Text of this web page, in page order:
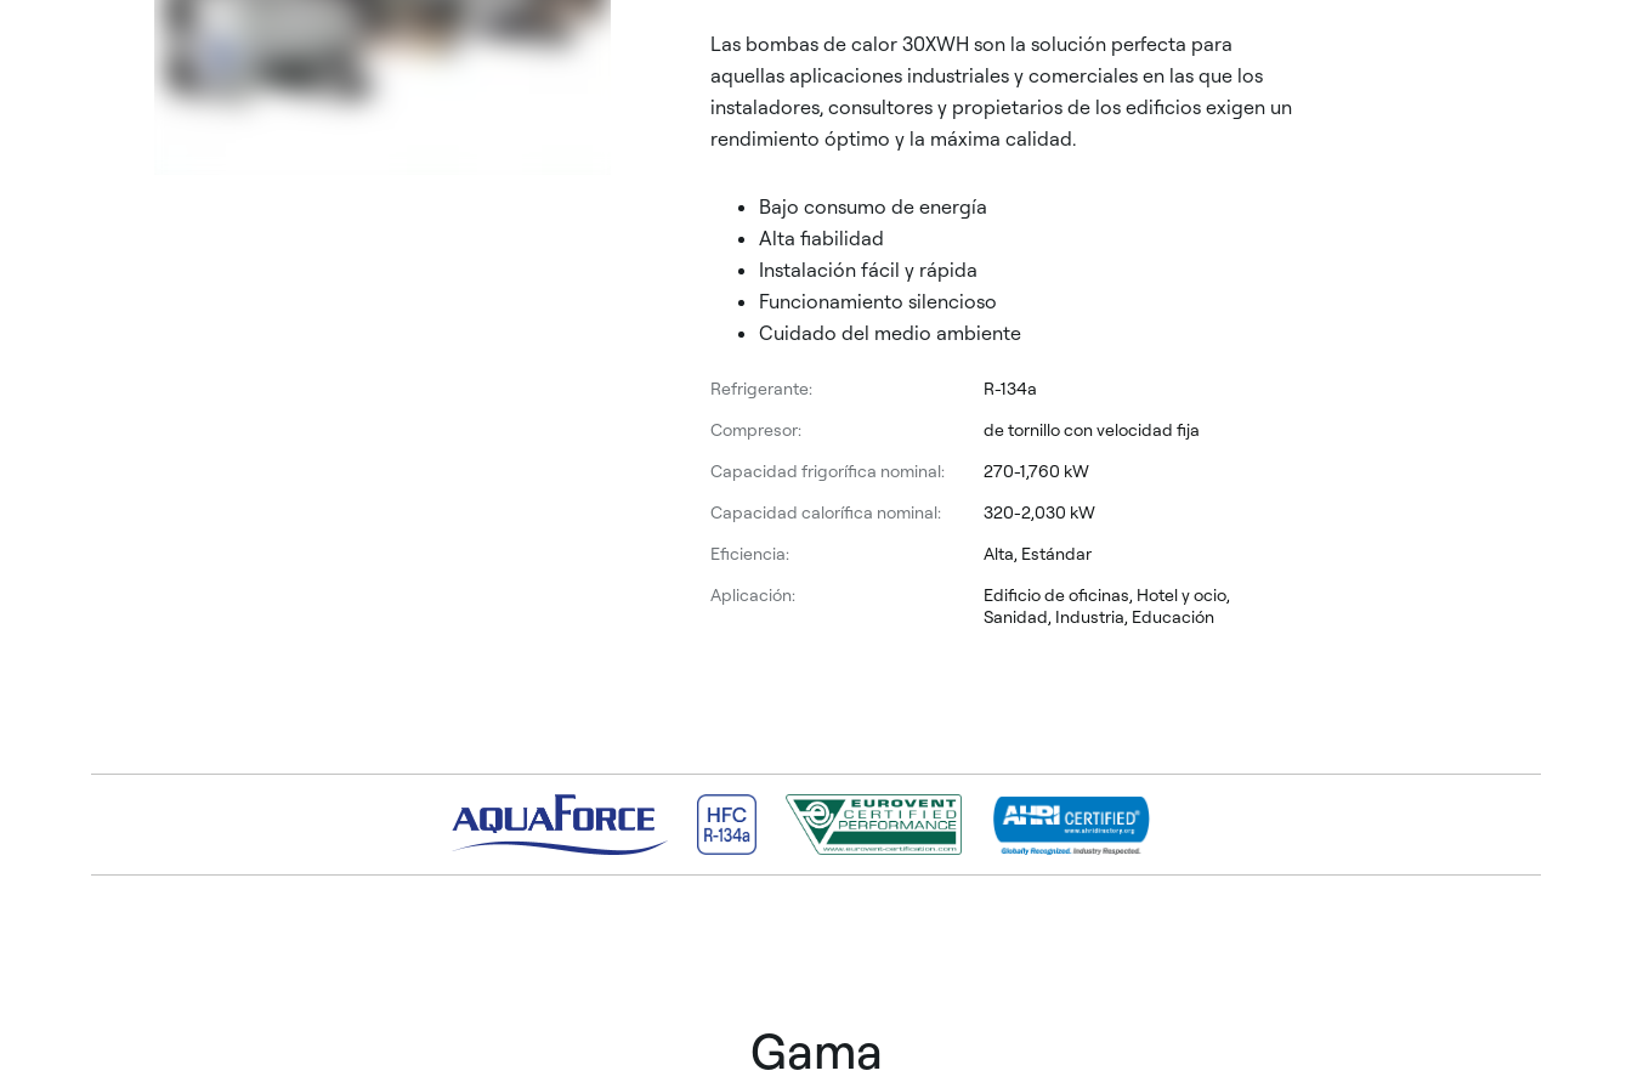
Las bombas de calor 30XWH son la solución perfecta para
aquellas aplicaciones industriales y comerciales en las que los
instaladores, consultores y propietarios de los edificios exigen un
rendimiento óptimo y la máxima calidad.
Bajo consumo de energía
Alta fiabilidad
Instalación fácil y rápida
Funcionamiento silencioso
Cuidado del medio ambiente
Refrigerante:
R-134a
Compresor:
de tornillo con velocidad fija
Capacidad frigorífica nominal:
270-1,760 kW
Capacidad calorífica nominal:
320-2,030 kW
Eficiencia:
Alta, Estándar
Aplicación:
Edificio de oficinas, Hotel y ocio,
Sanidad, Industria, Educación
Gama